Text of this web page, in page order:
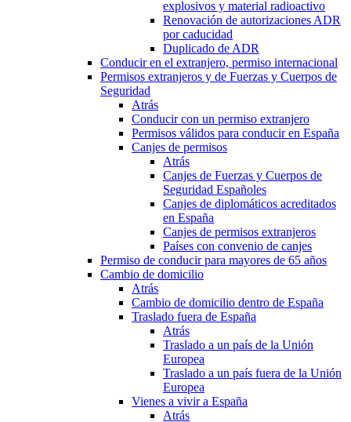
explosivos y material radioactivo
Renovación de autorizaciones ADR
por caducidad
Duplicado de ADR
Conducir en el extranjero, permiso internacional
Permisos extranjeros y de Fuerzas y Cuerpos de
Seguridad
Atrás
Conducir con un permiso extranjero
Permisos válidos para conducir en España
Canjes de permisos
Atrás
Canjes de Fuerzas y Cuerpos de
Seguridad Españoles
Canjes de diplomáticos acreditados
en España
Canjes de permisos extranjeros
Países con convenio de canjes
Permiso de conducir para mayores de 65 años
Cambio de domicilio
Atrás
Cambio de domicilio dentro de España
Traslado fuera de España
Atrás
Traslado a un país de la Unión
Europea
Traslado a un país fuera de la Unión
Europea
Vienes a vivir a España
Atrás